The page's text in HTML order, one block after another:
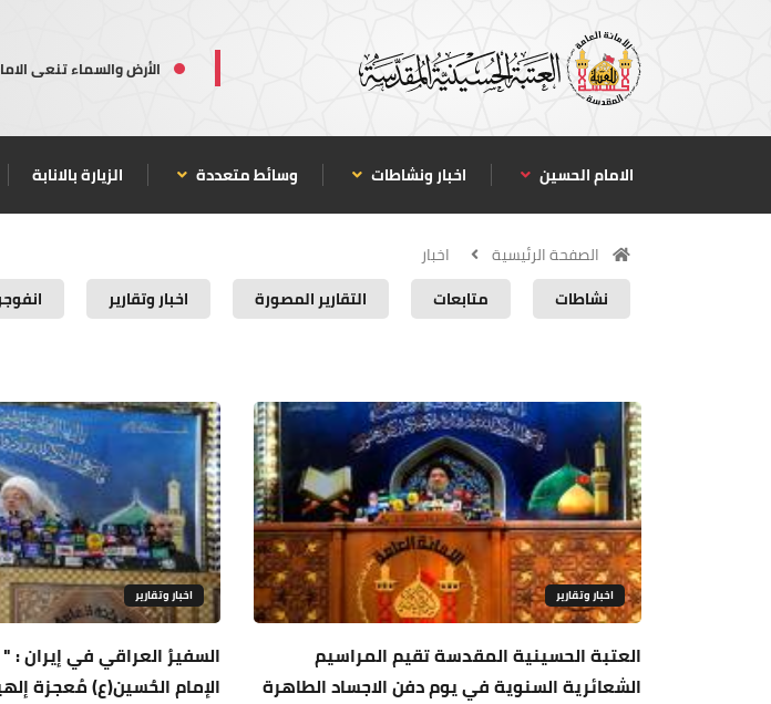
الأرض والسماء تنعى
الامام الحسين اخبار ونشاطات وسائط متعددة الزيارة بالانابة
الصفحة الرئيسية
اخبار
نشاطات
متابعات التقارير المصورة اخبار وتقارير
اخبار وتقارير
العتبة الحسينية المقدسة تقيم المراسيم
الشعائرية السنوية في يوم دفن الاجساد الطاهرة
اخبار وتقارير
السفيرُ العراقي في
الإمام الحُسين(ع) مُعجزة